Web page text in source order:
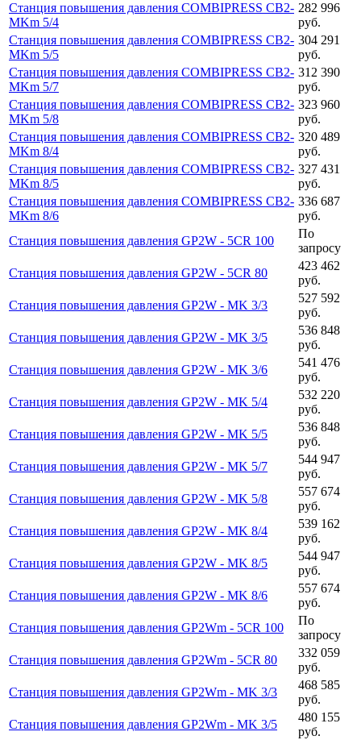
Станция повышения давления COMBIPRESS CB2-
MKm 5/4
282 996
руб.
Станция повышения давления COMBIPRESS CB2-
MKm 5/5
304 291
руб.
Станция повышения давления COMBIPRESS CB2-
MKm 5/7
312 390
руб.
Станция повышения давления COMBIPRESS CB2-
MKm 5/8
323 960
руб.
Станция повышения давления COMBIPRESS CB2-
MKm 8/4
320 489
руб.
Станция повышения давления COMBIPRESS CB2-
MKm 8/5
327 431
руб.
Станция повышения давления COMBIPRESS CB2-
MKm 8/6
336 687
руб.
Станция повышения давления GP2W - 5CR 100
По
запросу
Станция повышения давления GP2W - 5CR 80
423 462
руб.
Станция повышения давления GP2W - MK 3/3
527 592
руб.
Станция повышения давления GP2W - MK 3/5
536 848
руб.
Станция повышения давления GP2W - MK 3/6
541 476
руб.
Станция повышения давления GP2W - MK 5/4
532 220
руб.
Станция повышения давления GP2W - MK 5/5
536 848
руб.
Станция повышения давления GP2W - MK 5/7
544 947
руб.
Станция повышения давления GP2W - MK 5/8
557 674
руб.
Станция повышения давления GP2W - MK 8/4
539 162
руб.
Станция повышения давления GP2W - MK 8/5
544 947
руб.
Станция повышения давления GP2W - MK 8/6
557 674
руб.
Станция повышения давления GP2Wm - 5CR 100
По
запросу
Станция повышения давления GP2Wm - 5CR 80
332 059
руб.
Станция повышения давления GP2Wm - MK 3/3
468 585
руб.
Станция повышения давления GP2Wm - MK 3/5
480 155
руб.